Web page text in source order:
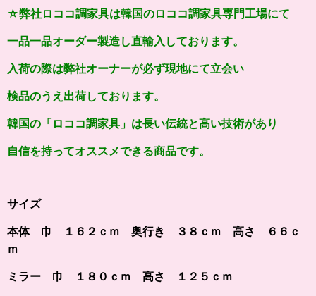
☆弊社ロココ調家具は韓国のロココ調家具専門工場にて
一品一品オーダー製造し直輸入しております。
入荷の際は弊社オーナーが必ず現地にて立会い
検品のうえ出荷しております。
韓国の「ロココ調家具」は長い伝統と高い技術があり
自信を持ってオススメできる商品です。
サイズ
本体 巾 １６２ｃｍ 奥行き ３８ｃｍ 高さ ６６ｃ
ｍ
ミラー 巾 １８０ｃｍ 高さ １２５ｃｍ